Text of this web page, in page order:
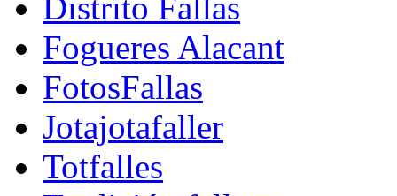
Fogueres Alacant
FotosFallas
Jotajotafaller
Totfalles